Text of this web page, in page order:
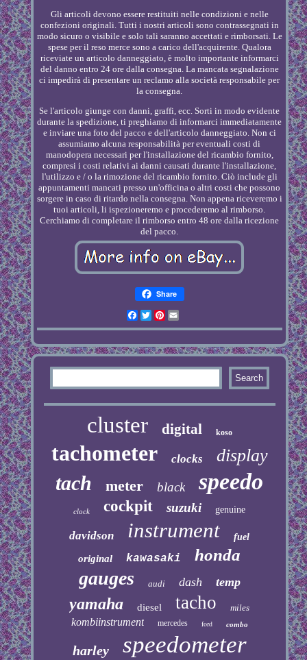
Gli articoli devono essere restituiti nelle condizioni e nelle
confezioni originali. Tutti i nostri articoli sono contrassegnati in
modo sicuro o visibile e solo tali saranno accettati e rimborsati. Le
spese per il reso merce sono a carico dell'acquirente. Qualora
riceviate un articolo danneggiato, è molto importante informarci
del danno entro 24 ore dalla consegna. La mancata segnalazione
ci impedirà di presentare un reclamo alla società responsabile per
la consegna.
Se l'articolo giunge con danni, graffi, ecc. Sorti in modo evidente
durante la spedizione, ti preghiamo di informarci immediatamente
e inviare una foto del pacco e dell'articolo danneggiato. Non ci
assumiamo alcuna responsabilità per eventuali costi di
manodopera necessari per l'installazione del ricambio fornito,
compresi i costi relativi ai danni causati durante l'installazione,
l'utilizzo e / o la rimozione del ricambio fornito. Ciò include gli
appuntamenti mancati presso un'officina o altri costi che possono
sorgere in caso di ritardo nella consegna. Non appena riceveremo i
tuoi articoli, li ispezioneremo e procederemo al rimborso.
Cerchiamo di completare il rimborso entro 48 ore dalla ricezione
del pacco.
Share
Facebook
TwitterPinterest
cluster digital koso
tachometer clocks display
tach meter black speedo
clock cockpit suzuki genuine
davidson instrument fuel
original kawasaki honda
gauges audi dash temp
yamaha diesel tacho miles
kombiinstrument mercedes ford combo
harley speedometer